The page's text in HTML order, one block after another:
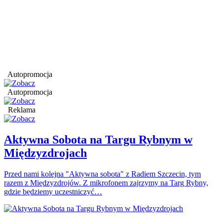
Autopromocja
Autopromocja
Reklama
Aktywna Sobota na Targu Rybnym w
Międzyzdrojach
Przed nami kolejna "Aktywna sobota" z Radiem Szczecin, tym
razem z Międzyzdrojów. Z mikrofonem zajrzymy na Targ Rybny,
gdzie będziemy uczestniczyć…